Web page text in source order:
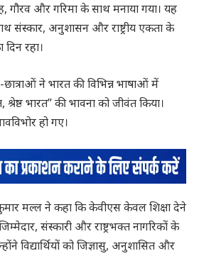
गौरव और गरिमा के साथ मनाया गया। यह
संस्कार, अनुशासन और राष्ट्रीय एकता के
रहा।
ने भारत की विभिन्न भाषाओं में
श्रेष्ठ भारत” की भावना को जीवंत किया।
हो गए।
कुमार मल्ल ने कहा कि केवीएस केवल शिक्षा देने
संस्कारी और राष्ट्रभक्त नागरिकों के
विद्यार्थियों को जिज्ञासु, अनुशासित और